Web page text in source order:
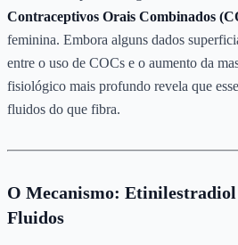
Contraceptivos Orais Combinados
feminina. Embora alguns dados
entre o uso de COCs e o aumento da
fisiológico mais profundo revela que
fluidos do que fibra.
O Mecanismo: Etinilestradiol
Fluidos